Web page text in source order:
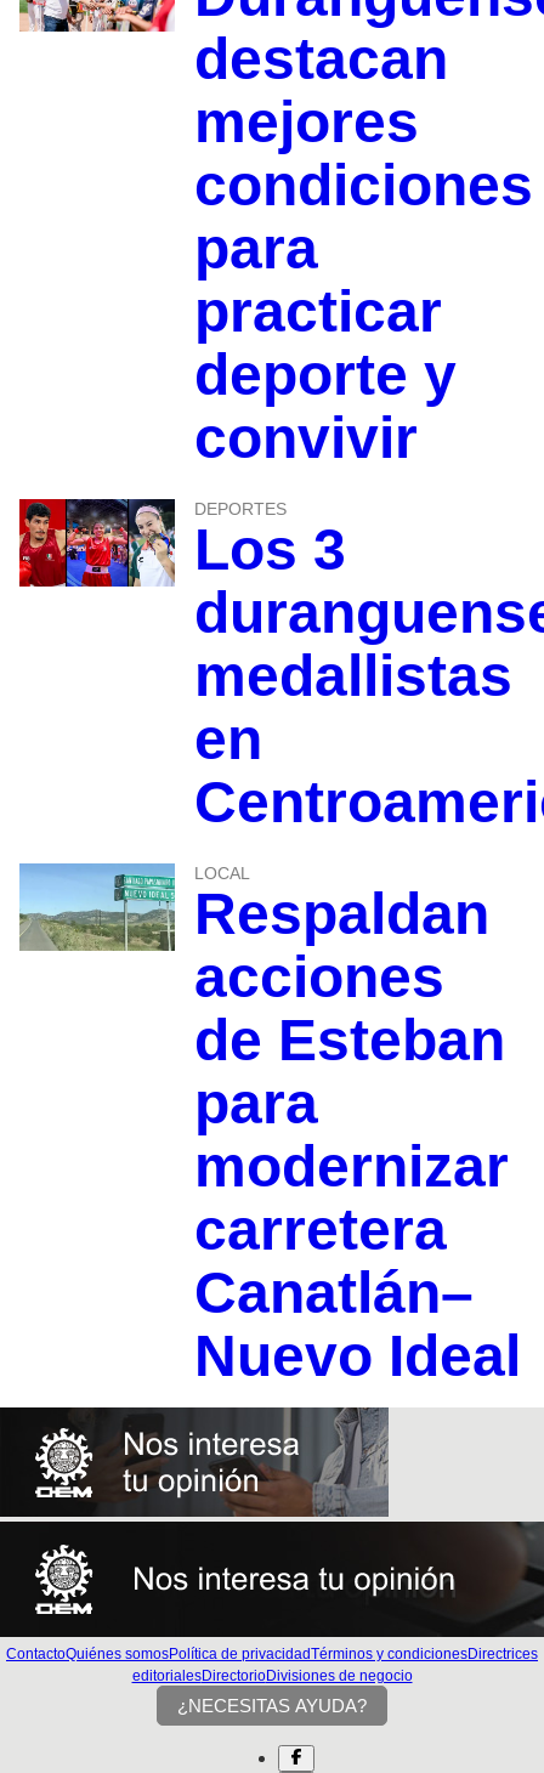
destacan
mejores
condiciones
para
practicar
deporte y
convivir
DEPORTES
Los 3
medallistas
en
LOCAL
Respaldan
acciones
de Esteban
para
modernizar
carretera
Canatlán–
Nuevo Ideal
ContactoQuiénes somosPolítica de privacidadTérminos y condicionesDirectrices
editorialesDirectorioDivisiones de negocio
¿NECESITAS AYUDA?